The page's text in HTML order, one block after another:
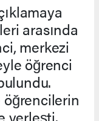
arasında
merkezi
öğrenci
yerleşti.